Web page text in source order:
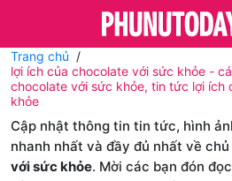
Trang chủ
lợi ích của chocolate với sức khỏe -
chocolate với sức khỏe, tin tức lợi ích
khỏe
Cập nhật thông tin tin tức, hình
nhanh nhất và đầy đủ nhất về chủ
với sức khỏe. Mời các bạn đón